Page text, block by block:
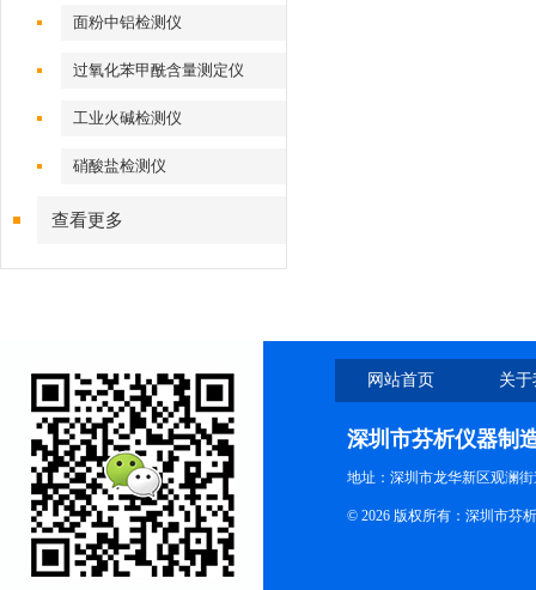
面粉中铝检测仪
过氧化苯甲酰含量测定仪
工业火碱检测仪
硝酸盐检测仪
查看更多
网站首页 关
深圳市芬析仪器制
地址：深圳市龙华新区观澜
© 2026 版权所有：深圳市芬